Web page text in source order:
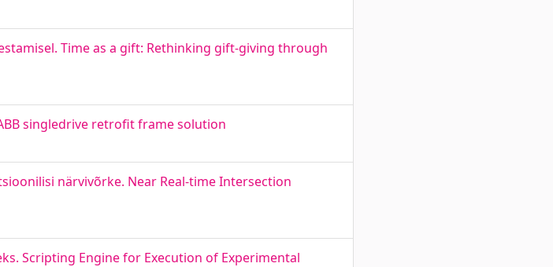
Time as a gift: Rethinking gift-giving through
singledrive retrofit frame solution
närvivõrke. Near Real-time Intersection
Scripting Engine for Execution of Experimental